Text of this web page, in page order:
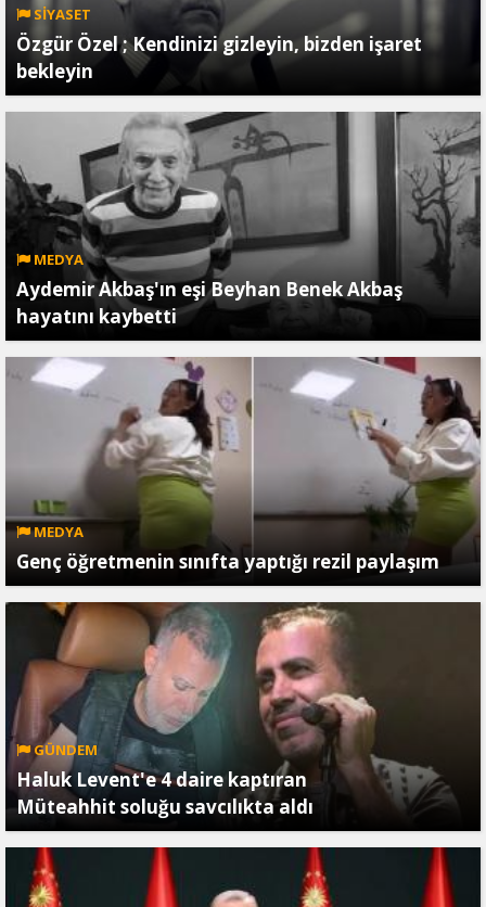
SİYASET
Özgür Özel ; Kendinizi gizleyin, bizden işaret
bekleyin
MEDYA
Aydemir Akbaş'ın eşi Beyhan Benek Akbaş
hayatını kaybetti
MEDYA
Genç öğretmenin sınıfta yaptığı rezil paylaşım
GÜNDEM
Haluk Levent'e 4 daire kaptıran
Müteahhit soluğu savcılıkta aldı